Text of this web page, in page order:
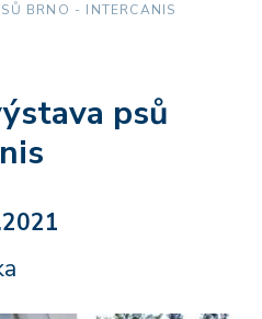
BRNO - INTERCANIS
psů